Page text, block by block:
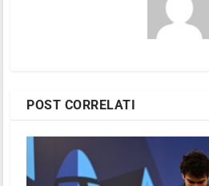
POST CORRELATI